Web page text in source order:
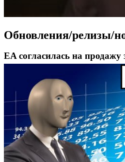
Обновления/релизы/
EA согласилась на